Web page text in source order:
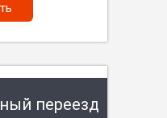
переезд